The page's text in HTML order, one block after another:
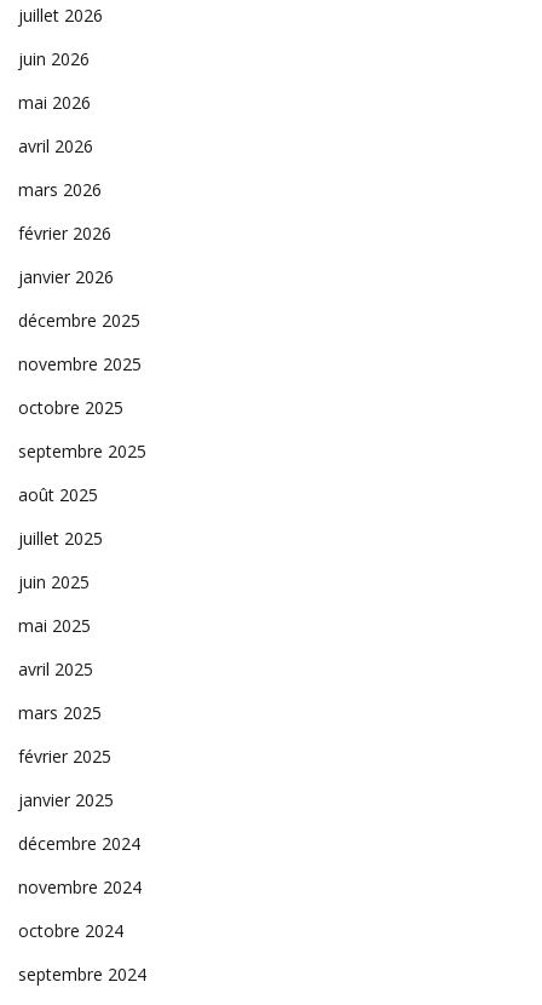
juillet 2026
juin 2026
mai 2026
avril 2026
mars 2026
février 2026
janvier 2026
décembre 2025
novembre 2025
octobre 2025
septembre 2025
août 2025
juillet 2025
juin 2025
mai 2025
avril 2025
mars 2025
février 2025
janvier 2025
décembre 2024
novembre 2024
octobre 2024
septembre 2024